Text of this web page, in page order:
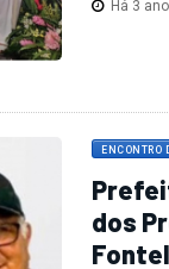
Há 3
ENCONTRO
dos